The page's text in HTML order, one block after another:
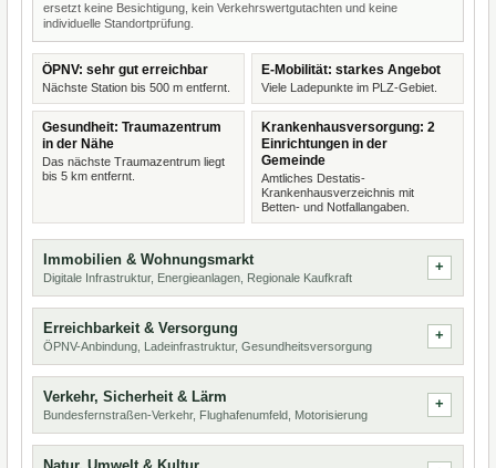
ersetzt keine Besichtigung, kein Verkehrswertgutachten und keine
individuelle Standortprüfung.
ÖPNV: sehr gut erreichbar
Nächste Station bis 500 m entfernt.
E-Mobilität: starkes Angebot
Viele Ladepunkte im PLZ-Gebiet.
Gesundheit: Traumazentrum
in der Nähe
Das nächste Traumazentrum liegt
bis 5 km entfernt.
Krankenhausversorgung: 2
Einrichtungen in der
Gemeinde
Amtliches Destatis-
Krankenhausverzeichnis mit
Betten- und Notfallangaben.
Immobilien & Wohnungsmarkt
Digitale Infrastruktur, Energieanlagen, Regionale Kaufkraft
Erreichbarkeit & Versorgung
ÖPNV-Anbindung, Ladeinfrastruktur, Gesundheitsversorgung
Verkehr, Sicherheit & Lärm
Bundesfernstraßen-Verkehr, Flughafenumfeld, Motorisierung